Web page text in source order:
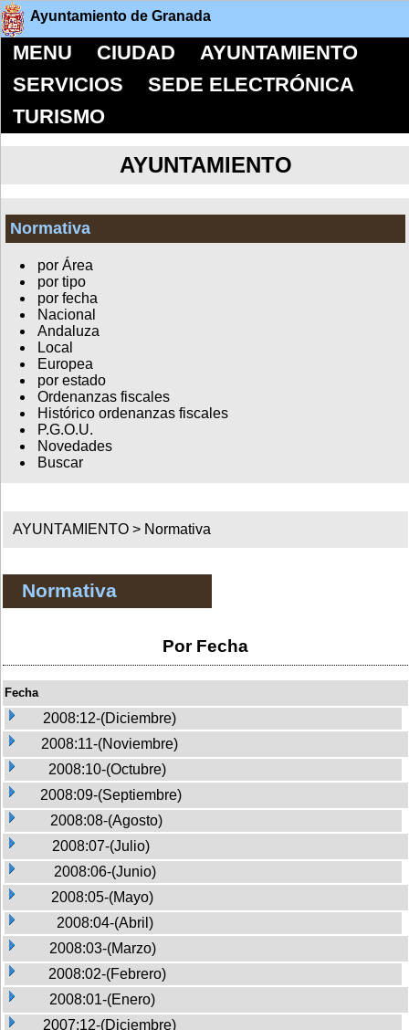
Ayuntamiento de Granada
MENU CIUDAD
AYUNTAMIENTO
SERVICIOS
SEDE ELECTRÓNICA
TURISMO
AYUNTAMIENTO
Normativa
por Área
por tipo
por fecha
Nacional
Andaluza
Local
Europea
por estado
Ordenanzas fiscales
Histórico ordenanzas fiscales
P.G.O.U.
Novedades
Buscar
AYUNTAMIENTO > Normativa
Normativa
Por Fecha
Fecha
2008:12-(Diciembre)
2008:11-(Noviembre)
2008:10-(Octubre)
2008:09-(Septiembre)
2008:08-(Agosto)
2008:07-(Julio)
2008:06-(Junio)
2008:05-(Mayo)
2008:04-(Abril)
2008:03-(Marzo)
2008:02-(Febrero)
2008:01-(Enero)
2007:12-(Diciembre)